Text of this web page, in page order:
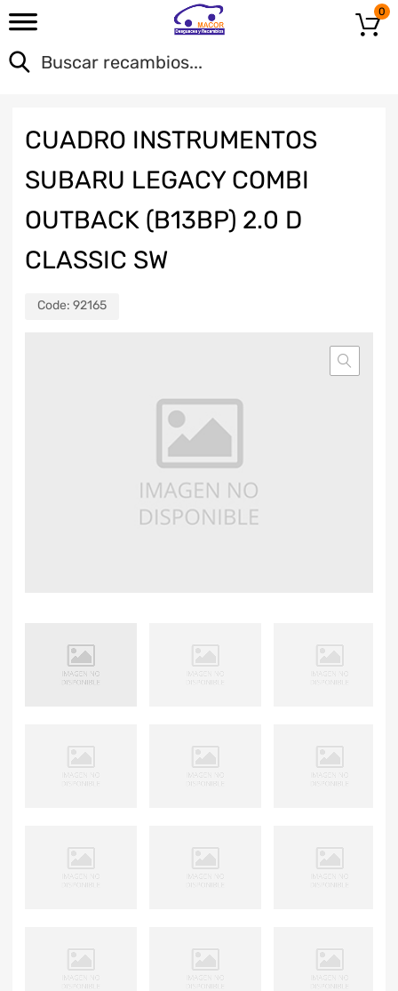
0
CUADRO INSTRUMENTOS
SUBARU LEGACY COMBI
OUTBACK (B13BP) 2.0 D
CLASSIC SW
Code: 92165